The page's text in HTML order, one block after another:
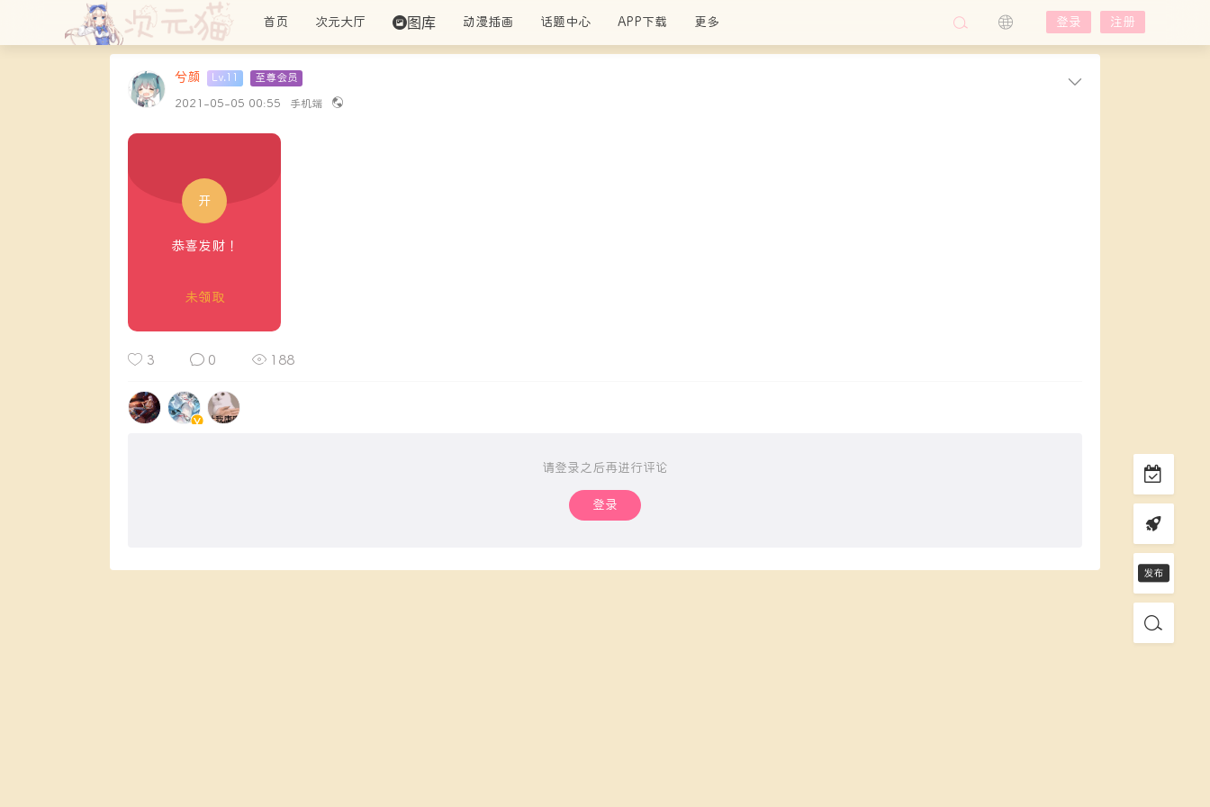
首页 次元大厅 图库 动漫插画 话题中心 APP下载 更多 登录 注册
兮颜 Lv.11 至尊会员
2021-05-05 00:55 手机端
开
恭喜发财！
未领取
3 0 188
请登录之后再进行评论
登录